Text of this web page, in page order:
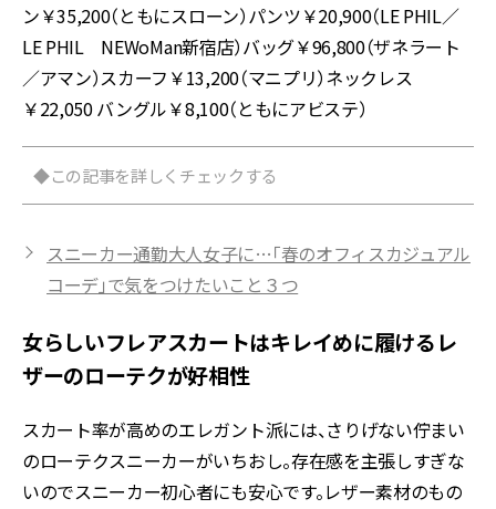
ン￥35,200（ともにスローン）パンツ￥20,900（LE PHIL／
LE PHIL NEWoMan新宿店）バッグ￥96,800（ザネラート
／アマン）スカーフ￥13,200（マニプリ）ネックレス
￥22,050 バングル￥8,100（ともにアビステ）
◆この記事を詳しくチェックする
スニーカー通勤大人女子に…「春のオフィスカジュアル
コーデ」で気をつけたいこと３つ
女らしいフレアスカートはキレイめに履けるレ
ザーのローテクが好相性
スカート率が高めのエレガント派には、さりげない佇まい
のローテクスニーカーがいちおし。存在感を主張しすぎな
いのでスニーカー初心者にも安心です。レザー素材のもの